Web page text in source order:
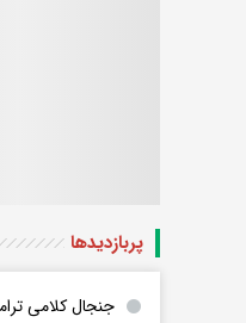
پربازدید‌ها
جنجال کلامی